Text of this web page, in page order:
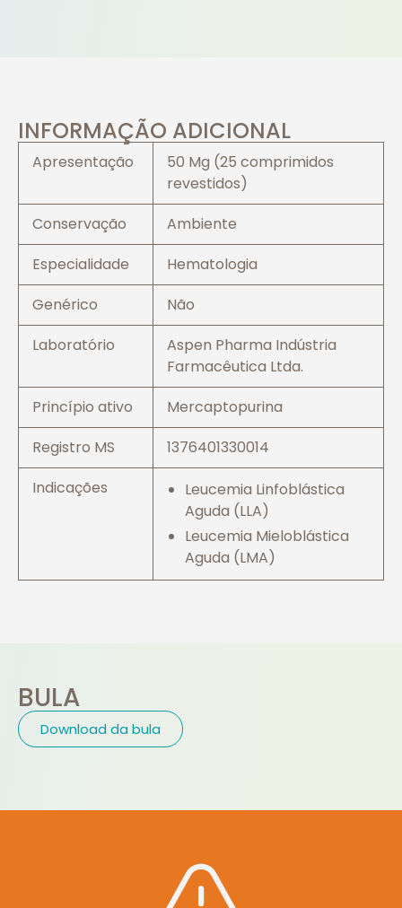
INFORMAÇÃO ADICIONAL
Apresentação
50 Mg (25 comprimidos
revestidos)
Conservação
Ambiente
Especialidade
Hematologia
Genérico
Não
Laboratório
Aspen Pharma Indústria
Farmacêutica Ltda.
Princípio ativo
Mercaptopurina
Registro MS
1376401330014
Indicações
Leucemia Linfoblástica
Aguda (LLA)
Leucemia Mieloblástica
Aguda (LMA)
BULA
Download da bula